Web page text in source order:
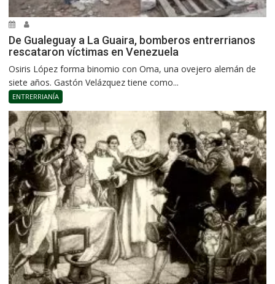
De Gualeguay a La Guaira, bomberos entrerrianos
rescataron víctimas en Venezuela
Osiris López forma binomio con Oma, una ovejero alemán de
siete años. Gastón Velázquez tiene como...
ENTRERRIANÍA